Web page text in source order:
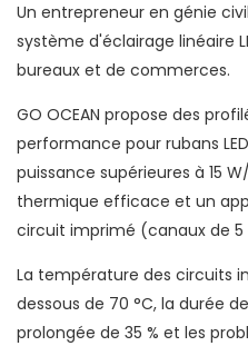
Un entrepreneur en génie
système d'éclairage linéaire
bureaux et de commerces.
GO OCEAN propose des
performance pour rubans
puissance supérieures à 15
thermique efficace et un
circuit imprimé (canaux de 5
La température des circuits
dessous de 70 °C, la durée
prolongée de 35 % et les